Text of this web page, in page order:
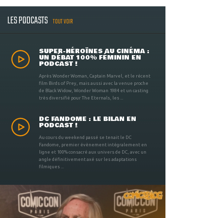
LES PODCASTS TOUT VOIR
SUPER-HÉROÏNES AU CINÉMA :
UN DÉBAT 100% FÉMININ EN
PODCAST !
Après Wonder Woman, Captain Marvel, et le récent
film Birds of Prey, mais aussi avec la venue proche
de Black Widow, Wonder Woman 1984 et un casting
très diversifié pour The Eternals, les ...
DC FANDOME : LE BILAN EN
PODCAST !
Au cours du weekend passé se tenait le DC
Fandome, premier évènement intégralement en
ligne et 100% consacré aux univers de DC, avec un
angle définitivement axé sur les adaptations
filmiques ...